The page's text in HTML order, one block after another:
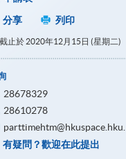
分享
列印
截止於 2020年12月15日 (星期二)
28678329
28610278
有疑問？歡迎在此提出